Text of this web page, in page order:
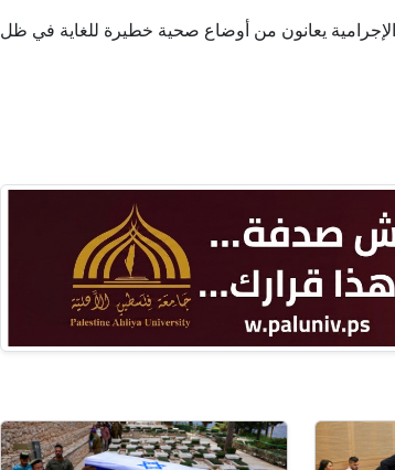
يعانون من أوضاع صحية خطيرة للغاية في ظل